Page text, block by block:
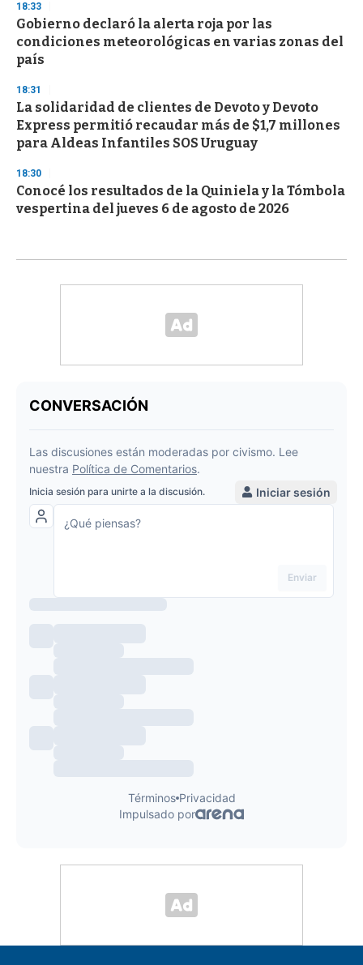
18:33
Gobierno declaró la alerta roja por las
condiciones meteorológicas en varias zonas del
país
18:31
La solidaridad de clientes de Devoto y Devoto
Express permitió recaudar más de $1,7 millones
para Aldeas Infantiles SOS Uruguay
18:30
Conocé los resultados de la Quiniela y la Tómbola
vespertina del jueves 6 de agosto de 2026